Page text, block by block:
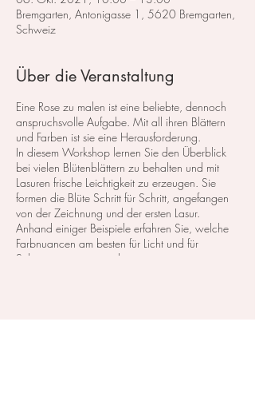
Bremgarten, Antonigasse 1, 5620 Bremgarten,
Schweiz
Über die Veranstaltung
Eine Rose zu malen ist eine beliebte, dennoch
anspruchsvolle Aufgabe. Mit all ihren Blättern
und Farben ist sie eine Herausforderung.
In diesem Workshop lernen Sie den Überblick
bei vielen Blütenblättern zu behalten und mit
Lasuren frische Leichtigkeit zu erzeugen. Sie
formen die Blüte Schritt für Schritt, angefangen
von der Zeichnung und der ersten Lasur.
Anhand einiger Beispiele erfahren Sie, welche
Farbnuancen am besten für Licht und für
Schatten geeignet sind.